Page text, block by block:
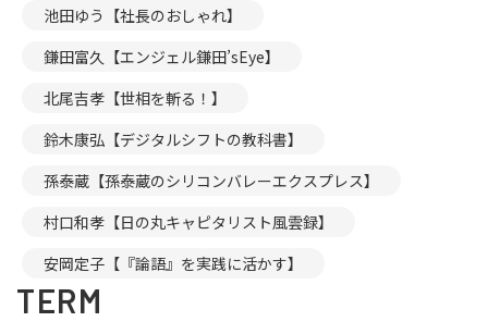
池田ゆう【社長のおしゃれ】
鎌田富久【エンジェル鎌田’sEye】
北尾吉孝【世相を斬る！】
鈴木康弘【デジタルシフトの教科書】
孫泰蔵【孫泰蔵のシリコンバレーエクスプレス】
村口和孝【日の丸キャピタリスト風雲録】
安岡定子【『論語』を実践に活かす】
TERM